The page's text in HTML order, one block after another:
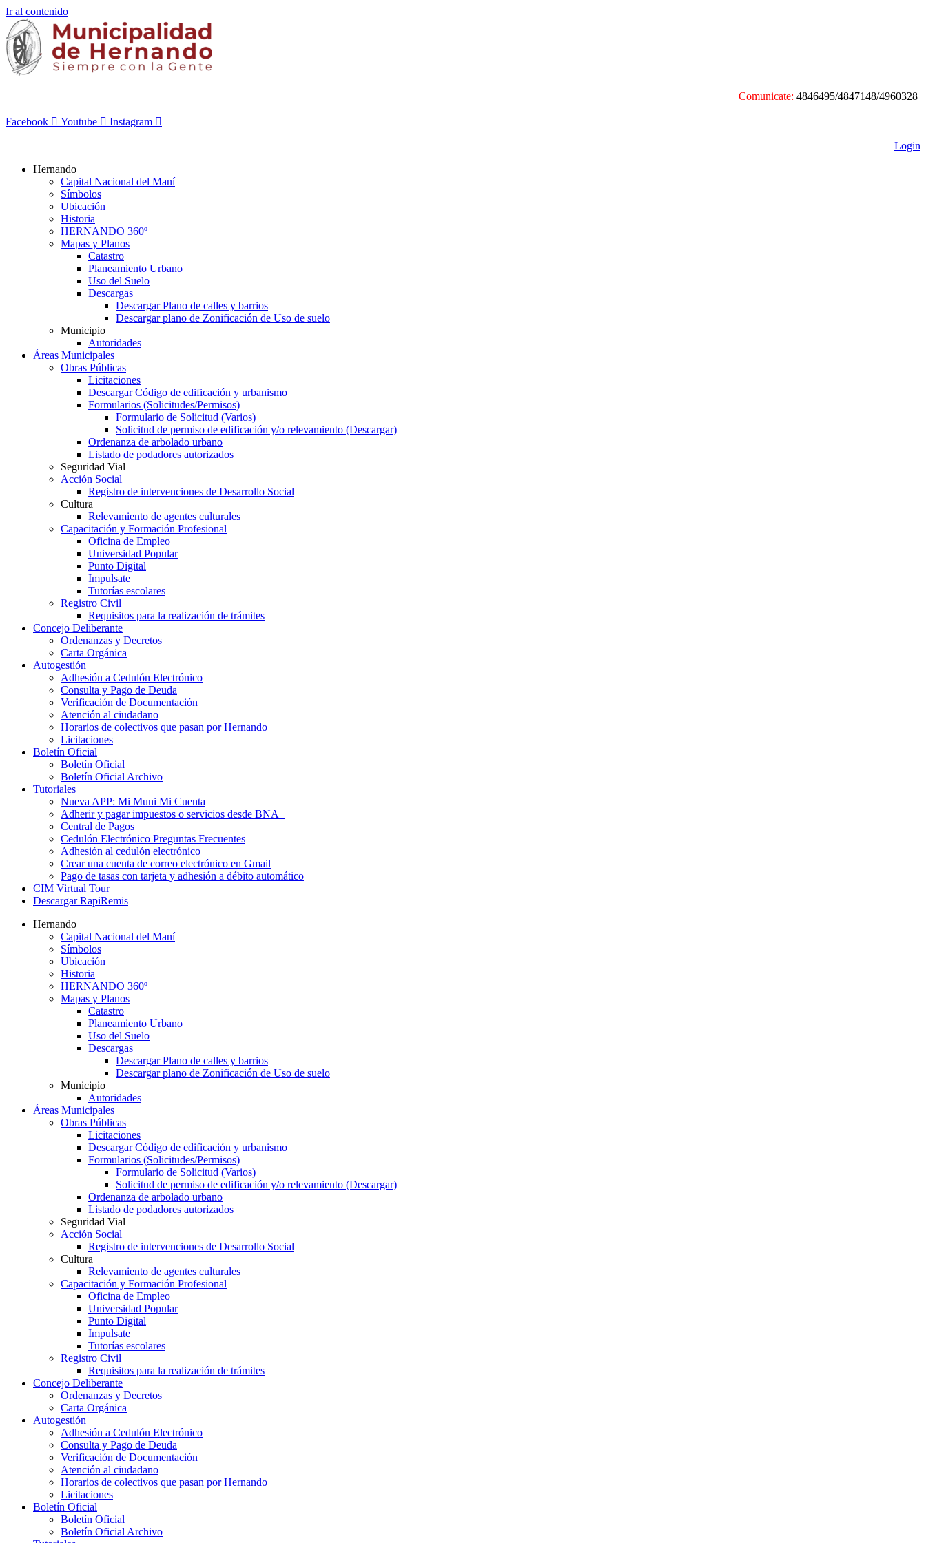
Ir al contenido
Comunicate: 4846495/4847148/4960328
Facebook Youtube Instagram
Login
Hernando
Capital Nacional del Maní
Símbolos
Ubicación
Historia
HERNANDO 360º
Mapas y Planos
Catastro
Planeamiento Urbano
Uso del Suelo
Descargas
Descargar Plano de calles y barrios
Descargar plano de Zonificación de Uso de suelo
Municipio
Autoridades
Áreas Municipales
Obras Públicas
Licitaciones
Descargar Código de edificación y urbanismo
Formularios (Solicitudes/Permisos)
Formulario de Solicitud (Varios)
Solicitud de permiso de edificación y/o relevamiento (Descargar)
Ordenanza de arbolado urbano
Listado de podadores autorizados
Seguridad Vial
Acción Social
Registro de intervenciones de Desarrollo Social
Cultura
Relevamiento de agentes culturales
Capacitación y Formación Profesional
Oficina de Empleo
Universidad Popular
Punto Digital
Impulsate
Tutorías escolares
Registro Civil
Requisitos para la realización de trámites
Concejo Deliberante
Ordenanzas y Decretos
Carta Orgánica
Autogestión
Adhesión a Cedulón Electrónico
Consulta y Pago de Deuda
Verificación de Documentación
Atención al ciudadano
Horarios de colectivos que pasan por Hernando
Licitaciones
Boletín Oficial
Boletín Oficial
Boletín Oficial Archivo
Tutoriales
Nueva APP: Mi Muni Mi Cuenta
Adherir y pagar impuestos o servicios desde BNA+
Central de Pagos
Cedulón Electrónico Preguntas Frecuentes
Adhesión al cedulón electrónico
Crear una cuenta de correo electrónico en Gmail
Pago de tasas con tarjeta y adhesión a débito automático
CIM Virtual Tour
Descargar RapiRemis
Hernando
Capital Nacional del Maní
Símbolos
Ubicación
Historia
HERNANDO 360º
Mapas y Planos
Catastro
Planeamiento Urbano
Uso del Suelo
Descargas
Descargar Plano de calles y barrios
Descargar plano de Zonificación de Uso de suelo
Municipio
Autoridades
Áreas Municipales
Obras Públicas
Licitaciones
Descargar Código de edificación y urbanismo
Formularios (Solicitudes/Permisos)
Formulario de Solicitud (Varios)
Solicitud de permiso de edificación y/o relevamiento (Descargar)
Ordenanza de arbolado urbano
Listado de podadores autorizados
Seguridad Vial
Acción Social
Registro de intervenciones de Desarrollo Social
Cultura
Relevamiento de agentes culturales
Capacitación y Formación Profesional
Oficina de Empleo
Universidad Popular
Punto Digital
Impulsate
Tutorías escolares
Registro Civil
Requisitos para la realización de trámites
Concejo Deliberante
Ordenanzas y Decretos
Carta Orgánica
Autogestión
Adhesión a Cedulón Electrónico
Consulta y Pago de Deuda
Verificación de Documentación
Atención al ciudadano
Horarios de colectivos que pasan por Hernando
Licitaciones
Boletín Oficial
Boletín Oficial
Boletín Oficial Archivo